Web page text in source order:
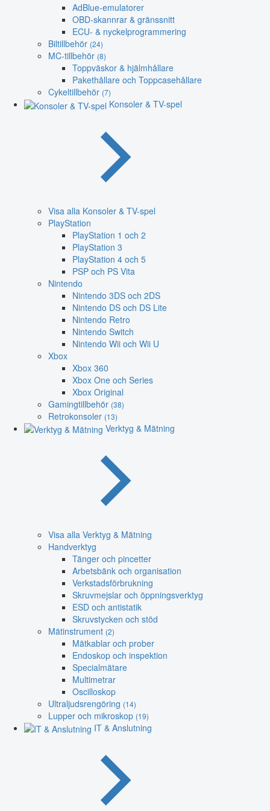
AdBlue-emulatorer
OBD-skannrar & gränssnitt
ECU- & nyckelprogrammering
Biltillbehör (24)
MC-tillbehör (8)
Toppväskor & hjälmhållare
Pakethållare och Toppcasehållare
Cykeltillbehör (7)
Konsoler & TV-spel
Visa alla Konsoler & TV-spel
PlayStation
PlayStation 1 och 2
PlayStation 3
PlayStation 4 och 5
PSP och PS Vita
Nintendo
Nintendo 3DS och 2DS
Nintendo DS och DS Lite
Nintendo Retro
Nintendo Switch
Nintendo Wii och Wii U
Xbox
Xbox 360
Xbox One och Series
Xbox Original
Gamingtillbehör (38)
Retrokonsoler (13)
Verktyg & Mätning
Visa alla Verktyg & Mätning
Handverktyg
Tänger och pincetter
Arbetsbänk och organisation
Verkstadsförbrukning
Skruvmejslar och öppningsverktyg
ESD och antistatik
Skruvstycken och stöd
Mätinstrument (2)
Mätkablar och prober
Endoskop och inspektion
Specialmätare
Multimetrar
Oscilloskop
Ultraljudsrengöring (14)
Lupper och mikroskop (19)
IT & Anslutning